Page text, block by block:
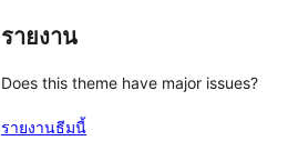
รายงาน
Does this theme have major issues?
รายงานธีมนี้